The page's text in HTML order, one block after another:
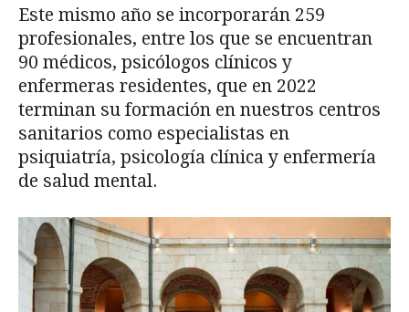
Este mismo año se incorporarán 259
profesionales, entre los que se encuentran
90 médicos, psicólogos clínicos y
enfermeras residentes, que en 2022
terminan su formación en nuestros centros
sanitarios como especialistas en
psiquiatría, psicología clínica y enfermería
de salud mental.